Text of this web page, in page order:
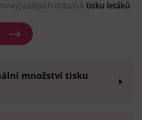
nejčastějších dotazů k tisku letáků.
množství tisku